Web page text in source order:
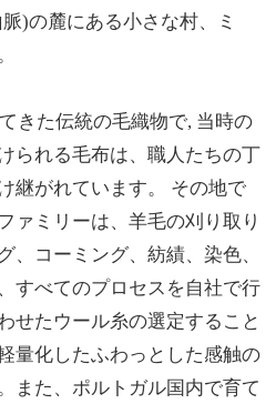
)の麓にある小さな村、ミ
きた伝統の毛織物で, 当時の
られる毛布は、職人たちの丁
継がれています。 その地で
ァミリーは、羊毛の刈り取り
、コーミング、紡績、染色、
すべてのプロセスを自社で行
せたウール糸の選定すること
量化したふわっとした感触の
また、ポルトガル国内で育て